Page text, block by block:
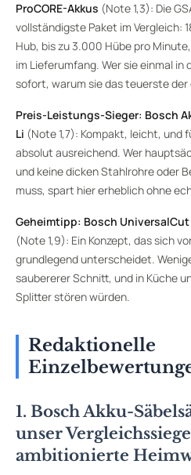
ProCORE-Akkus (Note 1,3): Die
vollständigste Paket im Vergleich:
Hub, bis zu 3.000 Hübe pro
im Lieferumfang. Wer sie einmal
sofort, warum sie das teuerste der
Preis-Leistungs-Sieger: Bosch
Li (Note 1,7): Kompakt, leicht, und
absolut ausreichend. Wer
und keine dicken Stahlrohre oder
muss, spart hier erheblich ohne
Geheimtipp: Bosch UniversalCut
(Note 1,9): Ein Konzept, das sich
grundlegend unterscheidet.
saubererer Schnitt, und in Küche
Splitter stören würden.
Redaktionelle
1. Bosch Akku-
unser
ambitionierte